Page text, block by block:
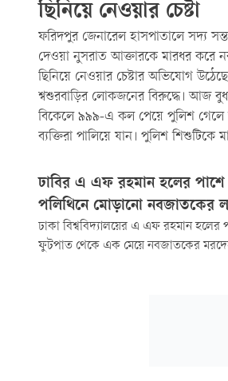
ছিনিয়ে নেওয়ার চেষ্টা
ফরিদপুর জেনারেল হাসপাতালে সদ্য
দেওয়া নুসরাত আক্তারকে মারধর করে
ছিনিয়ে নেওয়ার চেষ্টার অভিযোগ উঠেছে
শ্বশুরবাড়ির লোকজনের বিরুদ্ধে। আজ
বিকেলে ৯৯৯-এ কল পেয়ে পুলিশ গেলে
ব্যক্তিরা পালিয়ে যান। পুলিশ শিশুটিকে
ঢাবির এ এফ রহমান হলের পাশে
পলিথিনে মোড়ানো নবজাতকের
ঢাকা বিশ্ববিদ্যালয়ের এ এফ রহমান হলের
ফুটপাত থেকে এক মেয়ে নবজাতকের মরদেহ